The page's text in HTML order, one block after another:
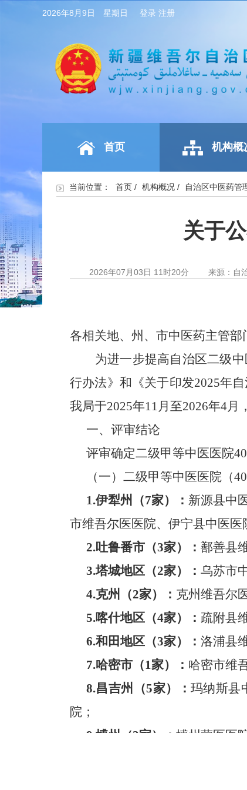
2026年8月9日 星期日 登录 注册
首页 机构概
当前位置： 首页 / 机构概况 / 自治区中医药管
关于
2026年07月03日 11时20分 来源：自
各相关地、州、市中医药主管部
为进一步提高自治区二级
行办法》和《关于印发2025年
我局于2025年11月至2026年4月
一、评审结论
评审确定二级甲等中医医院40
（一）二级甲等中医医院（40
1.伊犁州（7家）： 新源县中
市维吾尔医医院、伊宁县中医医
2.吐鲁番市（3家）：鄯善县
3.塔城地区（2家）：乌苏市
4.克州（2家）： 克州维吾尔
5.喀什地区（4家）： 疏附县
6.和田地区（3家）：洛浦县
7.哈密市（1家）： 哈密市维
8.昌吉州（5家）：玛纳斯县
院；
9.博州（2家）：博州蒙医医
温